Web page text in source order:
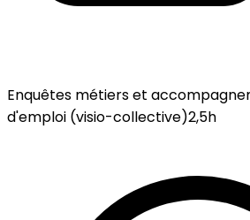
Enquêtes métiers et
d'emploi (visio-collective)2,5h